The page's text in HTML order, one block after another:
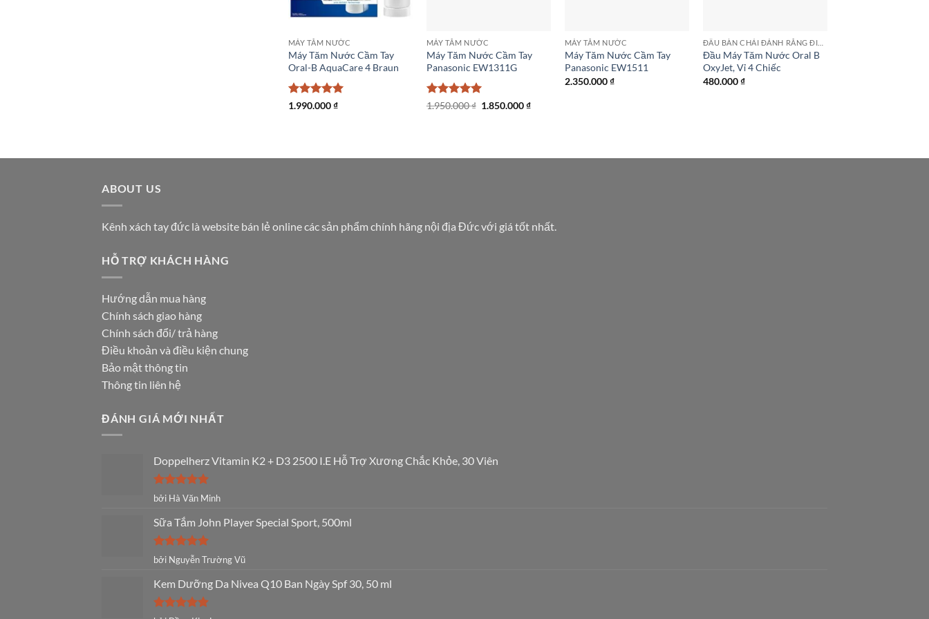
MÁY TĂM NƯỚC
Máy Tăm Nước Cầm Tay
Oral-B AquaCare 4 Braun
Được xếp
1.990.000₫
MÁY TĂM NƯỚC
Máy Tăm Nước Cầm Tay
Panasonic EW1311G
Được xếp
1.950.000₫ Giá
1.850.000₫Giá
MÁY TĂM NƯỚC
Máy Tăm Nước Cầm Tay
Panasonic EW1511
2.350.000₫
Đầu Máy Tăm Nước Oral B
OxyJet, Vỉ 4 Chiếc
480.000₫
ABOUT US
Kênh xách tay đức là website bán lẻ online các sản phẩm chính hãng nội địa Đức với giá tốt nhất.
HỖ TRỢ KHÁCH HÀNG
Hướng dẫn mua hàng
Chính sách giao hàng
Chính sách đổi/ trả hàng
Điều khoản và điều kiện chung
Bảo mật thông tin
Thông tin liên hệ
ĐÁNH GIÁ MỚI NHẤT
Doppelherz Vitamin K2 + D3 2500 I.E Hỗ Trợ Xương Chắc Khỏe, 30 Viên
Được xếp
sao
bởi Hà Văn Minh
Sữa Tắm John Player Special Sport, 500ml
Được xếp
hạng
5
sao
bởi Nguyễn Trường Vũ
Kem Dưỡng Da Nivea Q10 Ban Ngày Spf 30, 50 ml